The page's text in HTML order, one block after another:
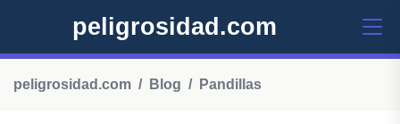
peligrosidad.com
peligrosidad.com Blog Pandillas